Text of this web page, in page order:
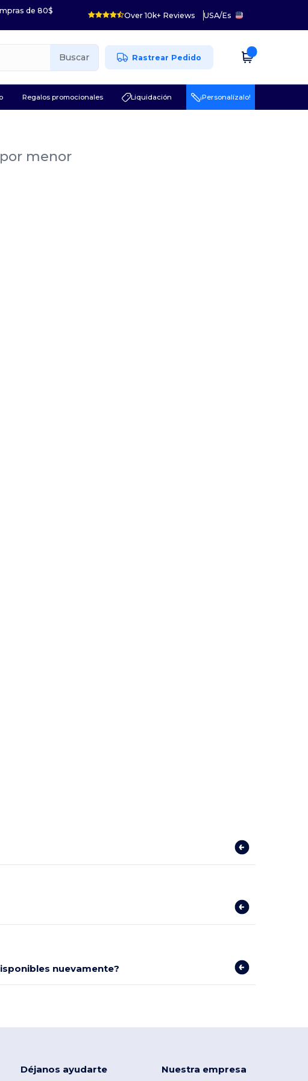
de 80$
Over 10k+ Reviews USA/Es
Buscar Rastrear Pedido
Regalos promocionales Liquidación ¡Personalízalo!
menor
nuevamente?
Déjanos ayudarte Nuestra empresa